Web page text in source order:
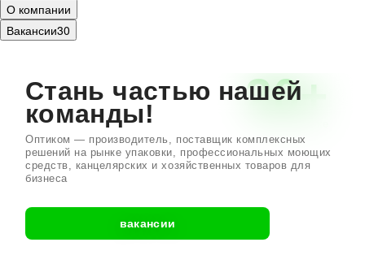
О компании
Вакансии30
20+
Стань частью нашей
команды!
Оптиком — производитель, поставщик комплексных
решений на рынке упаковки, профессиональных моющих
средств, канцелярских и хозяйственных товаров для
бизнеса
вакансии